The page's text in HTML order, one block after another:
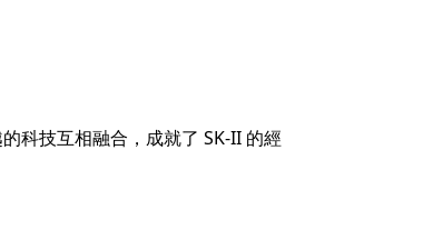
科技互相融合，成就了 SK-II 的經